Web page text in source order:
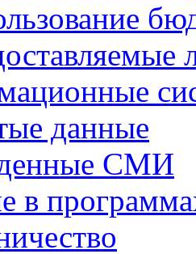
данные
СМИ
в